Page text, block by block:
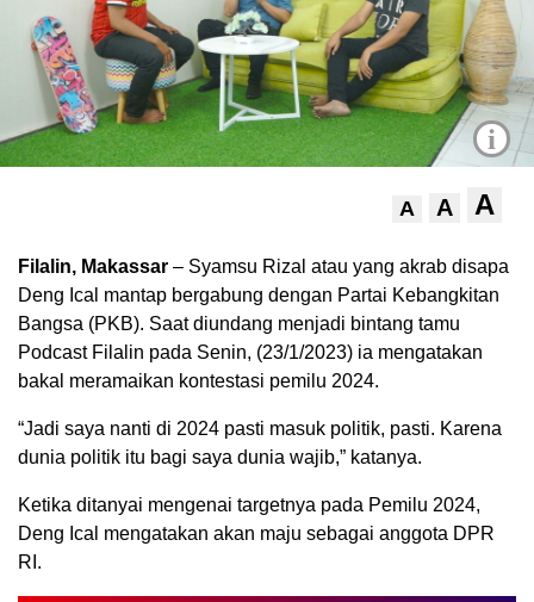
i
A A A
Filalin, Makassar – Syamsu Rizal atau yang akrab disapa
Deng Ical mantap bergabung dengan Partai Kebangkitan
Bangsa (PKB). Saat diundang menjadi bintang tamu
Podcast Filalin pada Senin, (23/1/2023) ia mengatakan
bakal meramaikan kontestasi pemilu 2024.
“Jadi saya nanti di 2024 pasti masuk politik, pasti. Karena
dunia politik itu bagi saya dunia wajib,” katanya.
Ketika ditanyai mengenai targetnya pada Pemilu 2024,
Deng Ical mengatakan akan maju sebagai anggota DPR
RI.